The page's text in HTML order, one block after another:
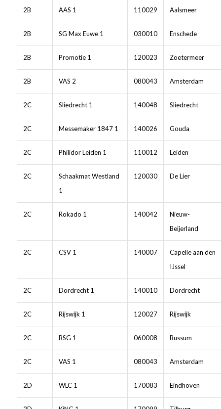
2B AAS 1 110029 Aalsmeer
2B SG Max Euwe 1 030010 Enschede
2B Promotie 1 120023 Zoetermeer
2B VAS 2 080043 Amsterdam
2C Sliedrecht 1 140048 Sliedrecht
2C Messemaker 1847 1 140026 Gouda
2C Philidor Leiden 1 110012 Leiden
2C
Schaakmat Westland
1
120030 De Lier
2C Rokado 1 140042
Nieuw-
Beijerland
2C CSV 1 140007
Capelle aan den
IJssel
2C Dordrecht 1 140010 Dordrecht
2C Rijswijk 1 120027 Rijswijk
2C BSG 1 060008 Bussum
2C VAS 1 080043 Amsterdam
2D WLC 1 170083 Eindhoven